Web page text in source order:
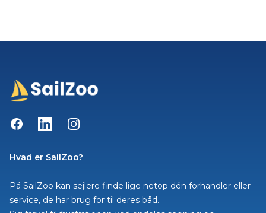
FacebookLinkedInInstagram
Hvad er SailZoo?
På SailZoo kan sejlere finde lige netop dén forhandler eller
service, de har brug for til deres båd.